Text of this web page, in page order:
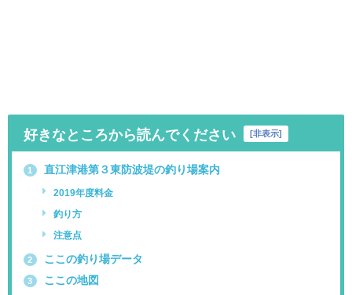
好きなところから読んでください [非表示]
1 直江津港第３東防波堤の釣り場案内
2019年度料金
釣り方
注意点
2 ここの釣り場データ
3 ここの地図